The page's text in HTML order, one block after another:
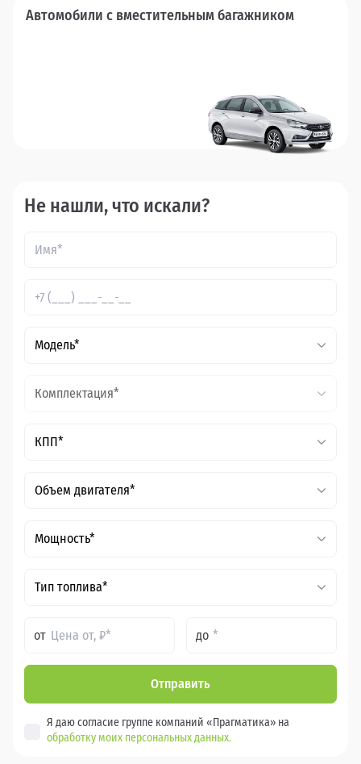
Автомобили с вместительным багажником
Не нашли, что искали?
Модель*
Комплектация*
КПП*
Объем двигателя*
Мощность*
Тип топлива*
от до
Отправить
Я даю согласие группе компаний «Прагматика» на
обработку моих персональных данных.